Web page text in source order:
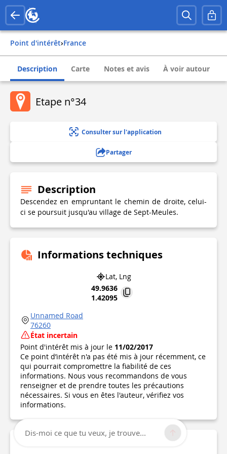
Point d'intérêt› france
Description Carte Notes et avis À voir autour
Etape n°34
Consulter sur l'application
Partager
Description
Descendez en empruntant le chemin de droite, celui-
ci se poursuit jusqu'au village de Sept-Meules.
Informations techniques
Lat, Lng
49.9636
1.42095
Unnamed Road
76260
État incertain
Point d'intérêt mis à jour le 11/02/2017
Ce point d’intérêt n'a pas été mis à jour récemment, ce
qui pourrait compromettre la fiabilité de ces
informations. Nous vous recommandons de vous
renseigner et de prendre toutes les précautions
nécessaires. Si vous en êtes l'auteur, vérifiez vos
informations.
Dis-moi ce que tu veux, je trouve...